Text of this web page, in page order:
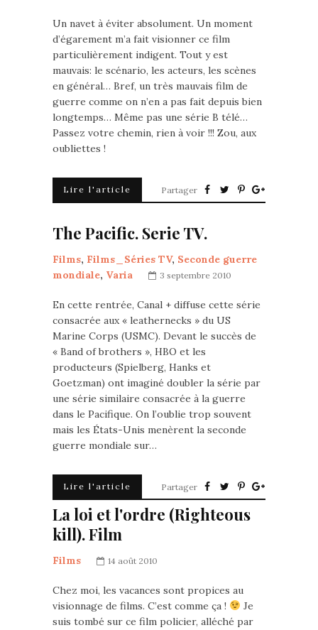
Un navet à éviter absolument. Un moment
d’égarement m’a fait visionner ce film
particulièrement indigent. Tout y est
mauvais: le scénario, les acteurs, les scènes
en général… Bref, un très mauvais film de
guerre comme on n’en a pas fait depuis bien
longtemps… Même pas une série B télé…
Passez votre chemin, rien à voir !!! Zou, aux
oubliettes !
Lire l'article Partager
The Pacific. Serie TV.
Films, Films_Séries TV, Seconde guerre
mondiale, Varia 3 septembre 2010
En cette rentrée, Canal + diffuse cette série
consacrée aux « leathernecks » du US
Marine Corps (USMC). Devant le succès de
« Band of brothers », HBO et les
producteurs (Spielberg, Hanks et
Goetzman) ont imaginé doubler la série par
une série similaire consacrée à la guerre
dans le Pacifique. On l’oublie trop souvent
mais les États-Unis menèrent la seconde
guerre mondiale sur…
Lire l'article Partager
La loi et l'ordre (Righteous
kill). Film
Films 14 août 2010
Chez moi, les vacances sont propices au
visionnage de films. C’est comme ça !
Je
suis tombé sur ce film policier, alléché par